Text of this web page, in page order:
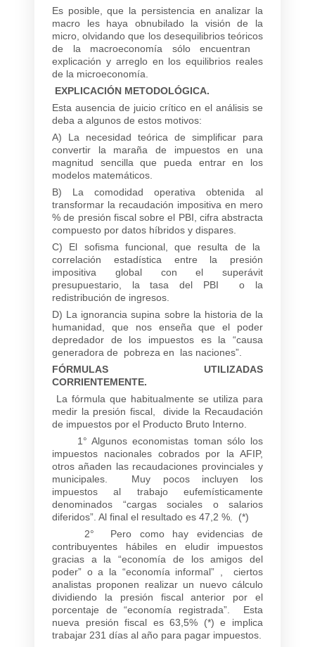
Es posible, que la persistencia en analizar la
macro les haya obnubilado la visión de la
micro, olvidando que los desequilibrios teóricos
de la macroeconomía sólo encuentran
explicación y arreglo en los equilibrios reales
de la microeconomía.
EXPLICACIÓN METODOLÓGICA.
Esta ausencia de juicio crítico en el análisis se
deba a algunos de estos motivos:
A) La necesidad teórica de simplificar para
convertir la maraña de impuestos en una
magnitud sencilla que pueda entrar en los
modelos matemáticos.
B) La comodidad operativa obtenida al
transformar la recaudación impositiva en mero
% de presión fiscal sobre el PBI, cifra abstracta
compuesto por datos híbridos y dispares.
C) El sofisma funcional, que resulta de la
correlación estadística entre la presión
impositiva global con el superávit
presupuestario, la tasa del PBI o la
redistribución de ingresos.
D) La ignorancia supina sobre la historia de la
humanidad, que nos enseña que el poder
depredador de los impuestos es la “causa
generadora de pobreza en las naciones”.
FÓRMULAS UTILIZADAS
CORRIENTEMENTE.
La fórmula que habitualmente se utiliza para
medir la presión fiscal, divide la Recaudación
de impuestos por el Producto Bruto Interno.
1° Algunos economistas toman sólo los
impuestos nacionales cobrados por la AFIP,
otros añaden las recaudaciones provinciales y
municipales. Muy pocos incluyen los
impuestos al trabajo eufemísticamente
denominados “cargas sociales o salarios
diferidos”. Al final el resultado es 47,2 %. (*)
2° Pero como hay evidencias de
contribuyentes hábiles en eludir impuestos
gracias a la “economía de los amigos del
poder” o a la “economía informal” , ciertos
analistas proponen realizar un nuevo cálculo
dividiendo la presión fiscal anterior por el
porcentaje de “economía registrada”. Esta
nueva presión fiscal es 63,5% (*) e implica
trabajar 231 días al año para pagar impuestos.